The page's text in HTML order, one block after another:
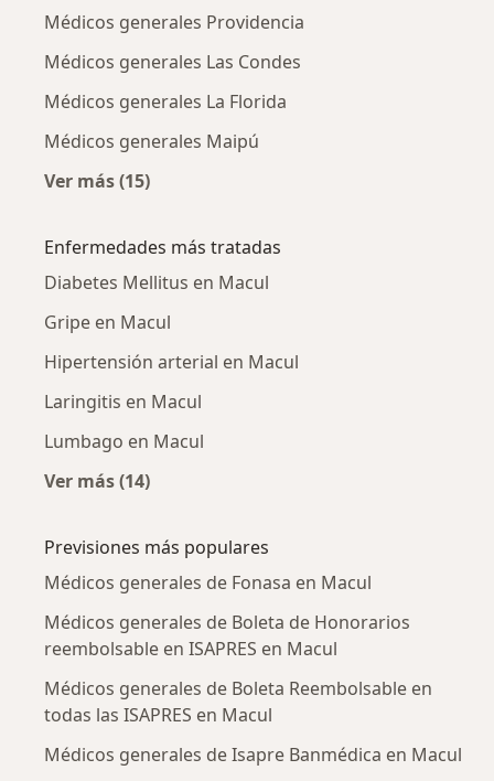
Médicos generales Providencia
Médicos generales Las Condes
Médicos generales La Florida
Médicos generales Maipú
Ver más (15)
Enfermedades más tratadas
Diabetes Mellitus en Macul
Gripe en Macul
Hipertensión arterial en Macul
Laringitis en Macul
Lumbago en Macul
Ver más (14)
Previsiones más populares
Médicos generales de Fonasa en Macul
Médicos generales de Boleta de Honorarios
reembolsable en ISAPRES en Macul
Médicos generales de Boleta Reembolsable en
todas las ISAPRES en Macul
Médicos generales de Isapre Banmédica en Macul